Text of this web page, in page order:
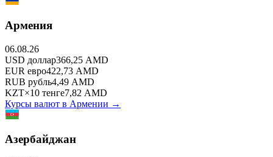
Армения
06.08.26
USD доллар366,25 AMD
EUR евро422,73 AMD
RUB рубль4,49 AMD
KZT×10 тенге7,82 AMD
Курсы валют в Армении →
Азербайджан